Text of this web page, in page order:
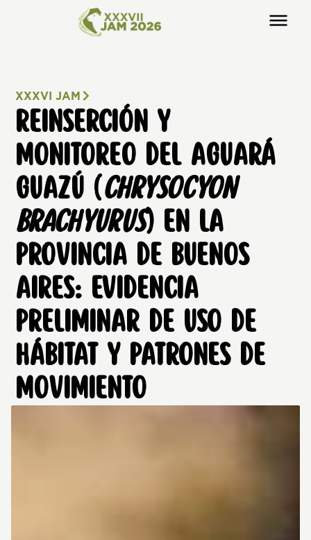
XXXVI JAM
REINSERCIÓN Y
MONITOREO DEL AGUARÁ
GUAZÚ (CHRYSOCYON
BRACHYURUS) EN LA
PROVINCIA DE BUENOS
AIRES: EVIDENCIA
PRELIMINAR DE USO DE
HÁBITAT Y PATRONES DE
MOVIMIENTO